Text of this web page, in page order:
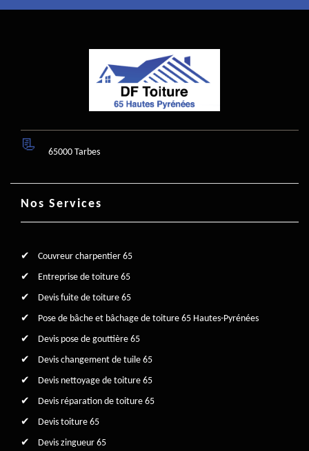
65000 Tarbes
Nos Services
Couvreur charpentier 65
Entreprise de toiture 65
Devis fuite de toiture 65
Pose de bâche et bâchage de toiture 65 Hautes-Pyrénées
Devis pose de gouttière 65
Devis changement de tuile 65
Devis nettoyage de toiture 65
Devis réparation de toiture 65
Devis toiture 65
Devis zingueur 65